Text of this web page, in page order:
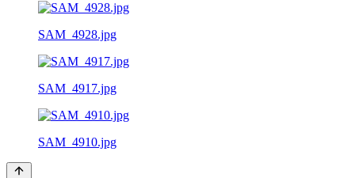
SAM_4928.jpg
SAM_4917.jpg
SAM_4910.jpg